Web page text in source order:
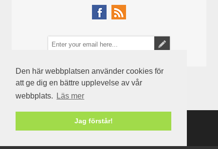
Den här webbplatsen använder cookies för
att ge dig en bättre upplevelse av vår
webbplats.
Läs mer
Jag förstår!
Powered bynopCommerce